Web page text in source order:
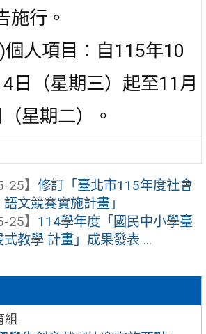
組
施行。
個人項目：自115年10
日（星期三）起至11月
星期二）。
25】 修訂「臺北市115年度社會
文競賽實施計畫」
25】 114學年度「國民中小學臺
教學 計畫」成果發表 ...